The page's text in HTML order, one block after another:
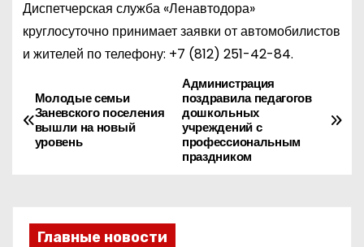
Диспетчерская служба «Ленавтодора»
круглосуточно принимает заявки от автомобилистов
и жителей по телефону: +7 (812) 251-42-84.
Н
а
г
Администрация
поздравила педагогов
дошкольных
учреждений с
профессиональным
праздником
Молодые семьи
Заневского поселения
вышли на новый
уровень
Главные новости